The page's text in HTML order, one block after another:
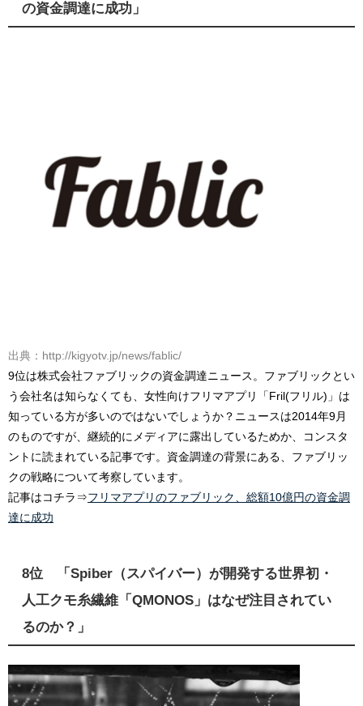
の資金調達に成功」
出典：http://kigyotv.jp/news/fablic/
9位は株式会社ファブリックの資金調達ニュース。ファブリックとい
う会社名は知らなくても、女性向けフリマアプリ「Fril(フリル)」は
知っている方が多いのではないでしょうか？ニュースは2014年9月
のものですが、継続的にメディアに露出しているためか、コンスタ
ントに読まれている記事です。資金調達の背景にある、ファブリッ
クの戦略について考察しています。
記事はコチラ⇒フリマアプリのファブリック、総額10億円の資金調
達に成功
8位 「Spiber（スパイバー）が開発する世界初・
人工クモ糸繊維「QMONOS」はなぜ注目されてい
るのか？」